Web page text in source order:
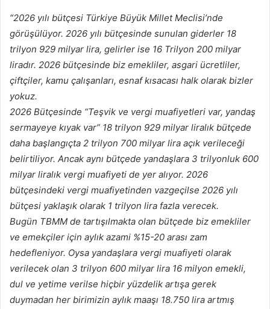
“2026 yılı bütçesi Türkiye Büyük Millet Meclisi’nde
görüşülüyor. 2026 yılı bütçesinde sunulan giderler 18
trilyon 929 milyar lira, gelirler ise 16 Trilyon 200 milyar
liradır. 2026 bütçesinde biz emekliler, asgari ücretliler,
çiftçiler, kamu çalışanları, esnaf kısacası halk olarak bizler
yokuz.
2026 Bütçesinde “Teşvik ve vergi muafiyetleri var, yandaş
sermayeye kıyak var” 18 trilyon 929 milyar liralık bütçede
daha başlangıçta 2 trilyon 700 milyar lira açık verileceği
belirtiliyor. Ancak aynı bütçede yandaşlara 3 trilyonluk 600
milyar liralık vergi muafiyeti de yer alıyor. 2026
bütçesindeki vergi muafiyetinden vazgeçilse 2026 yılı
bütçesi yaklaşık olarak 1 trilyon lira fazla verecek.
Bugün TBMM de tartışılmakta olan bütçede biz emekliler
ve emekçiler için aylık azami %15-20 arası zam
hedefleniyor. Oysa yandaşlara vergi muafiyeti olarak
verilecek olan 3 trilyon 600 milyar lira 16 milyon emekli,
dul ve yetime verilse hiçbir yüzdelik artışa gerek
duymadan her birimizin aylık maaşı 18.750 lira artmış